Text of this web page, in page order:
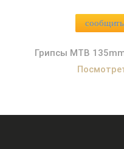
Грипсы MTB